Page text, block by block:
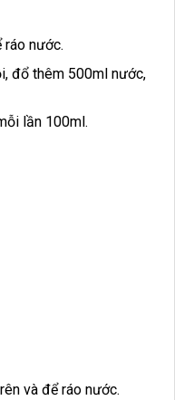
nước.
đổ thêm 500ml nước,
lần 100ml.
và để ráo nước.